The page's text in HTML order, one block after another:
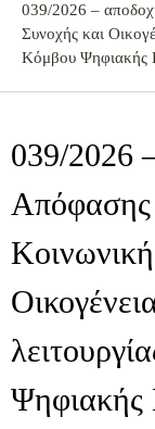
039/2026 –
Συνοχής και
Κόμβου Ψηφιακής
039/2026
Ψηφιακής